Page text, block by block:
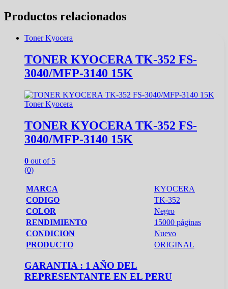
Productos relacionados
Toner Kyocera
TONER KYOCERA TK-352 FS-
3040/MFP-3140 15K
Toner Kyocera
TONER KYOCERA TK-352 FS-
3040/MFP-3140 15K
0 out of 5
(0)
MARCA
KYOCERA
CODIGO
TK-352
COLOR
Negro
RENDIMIENTO
15000 páginas
CONDICION
Nuevo
PRODUCTO
ORIGINAL
GARANTIA : 1 AÑO DEL
REPRESENTANTE EN EL PERU